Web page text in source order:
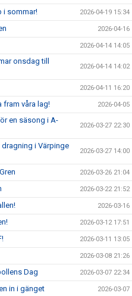
i sommar! 2026-04-19 15:34
2026-04-16
2026-04-14 14:05
onsdag till
2026-04-14 14:02
2026-04-11 16:20
fram våra lag! 2026-04-05
en säsong i A-
2026-03-27 22:30
dragning i Värpinge
2026-03-27 14:00
2026-03-26 21:04
2026-03-22 21:52
2026-03-16
2026-03-12 17:51
2026-03-11 13:05
2026-03-08 21:26
Dag 2026-03-07 22:34
in i gänget 2026-03-07